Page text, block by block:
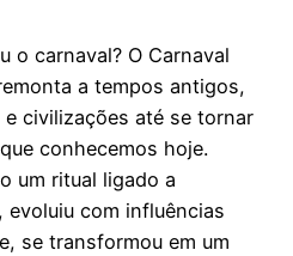
o carnaval? O Carnaval
a tempos antigos,
civilizações até se tornar
conhecemos hoje.
um ritual ligado a
evoluiu com influências
se transformou em um